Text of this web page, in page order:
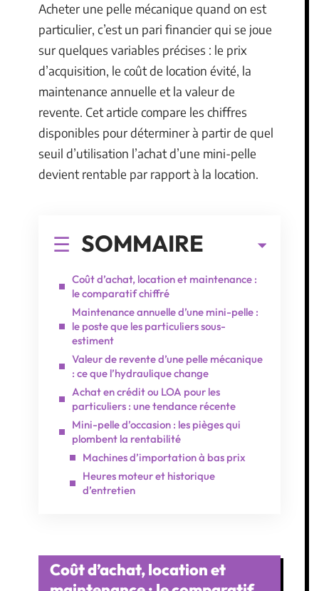
Acheter une pelle mécanique quand on est
particulier, c’est un pari financier qui se joue
sur quelques variables précises : le prix
d’acquisition, le coût de location évité, la
maintenance annuelle et la valeur de
revente. Cet article compare les chiffres
disponibles pour déterminer à partir de quel
seuil d’utilisation l’achat d’une mini-pelle
devient rentable par rapport à la location.
SOMMAIRE
Coût d’achat, location et maintenance :
le comparatif chiffré
Maintenance annuelle d’une mini-pelle :
le poste que les particuliers sous-
estiment
Valeur de revente d’une pelle mécanique
: ce que l’hydraulique change
Achat en crédit ou LOA pour les
particuliers : une tendance récente
Mini-pelle d’occasion : les pièges qui
plombent la rentabilité
Machines d’importation à bas prix
Heures moteur et historique
d’entretien
Coût d’achat, location et